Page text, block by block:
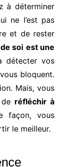
à déterminer
ne l’est pas
et de rester
soi est une
vos
bloquent.
Mais, vous
réfléchir à
façon, vous
le meilleur.